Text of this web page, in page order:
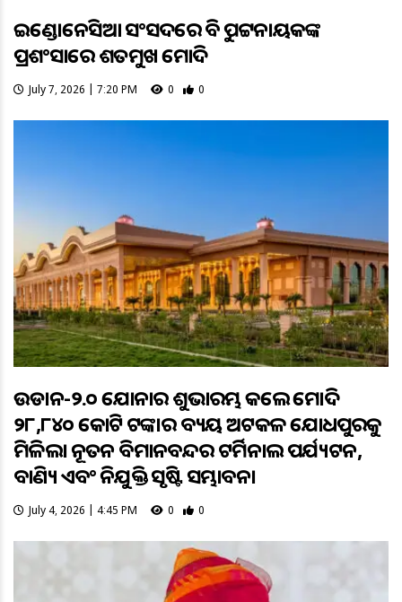
ଇଣ୍ଡୋନେସିଆ ସଂସଦରେ ବିଜୁ ପଟ୍ଟନାୟକଙ୍କ
ପ୍ରଶଂସାରେ ଶତମୁଖ ମୋଦି
July 7, 2026 | 7:20 PM 0 0
ଉଡାନ-୨.୦ ଯୋଜନାର ଶୁଭାରମ୍ଭ କଲେ ମୋଦି
୨୮,୮୪୦ କୋଟି ଟଙ୍କାର ବ୍ୟୟ ଅଟକଳ ଯୋଧପୁରକୁ
ମିଳିଲା ନୂତନ ବିମାନବନ୍ଦର ଟର୍ମିନାଲ ପର୍ଯ୍ୟଟନ,
ବାଣିଜ୍ୟ ଏବଂ ନିଯୁକ୍ତି ସୃଷ୍ଟି ସମ୍ଭାବନା
July 4, 2026 | 4:45 PM 0 0